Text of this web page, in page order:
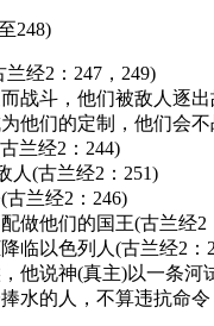
248)
经2：247，249)
战斗，他们被敌人逐
他们的定制，他们会
兰经2：244)
人(古兰经2：251)
兰经2：246)
做他们的国王(古兰经2
临以色列人(古兰经2：
他说神(真主)以一条
水的人，不算违抗命